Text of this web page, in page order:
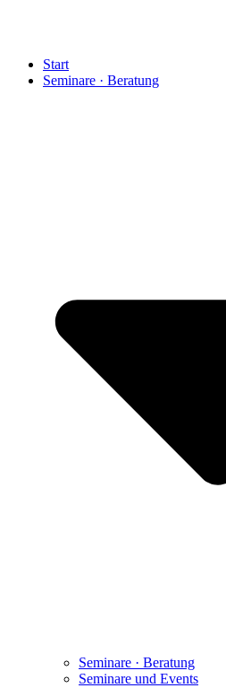
Start
Seminare · Beratung
Seminare · Beratung
Seminare und Events